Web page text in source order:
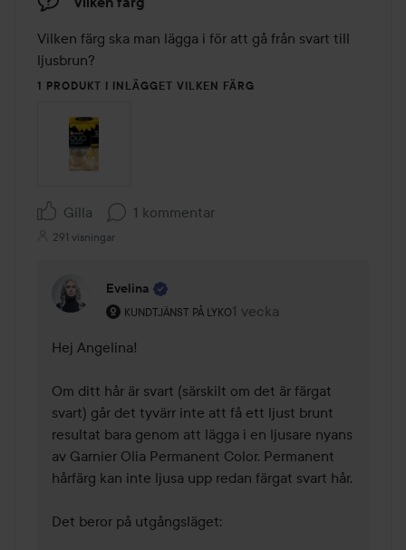
Vilken färg ska man lägga i för att gå från svart till
ljusbrun?
1 PRODUKT I INLÄGGET VILKEN FÄRG
Gilla 1 kommentar
291 visningar
Evelina
KUNDTJÄNST PÅ LYKO
Användarens roll: Kundtjänst på Lyko.
1 vecka
Kommentaren lades 1
Hej Angelina!
Om ditt hår är svart (särskilt om det är färgat
svart) går det tyvärr inte att få ett ljust brunt
resultat bara genom att lägga i en ljusare nyans
av Garnier Olia Permanent Color. Permanent
hårfärg kan inte ljusa upp redan färgat svart hår.
Det beror på utgångsläget: